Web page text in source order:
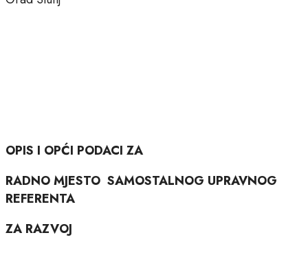
OPIS I OPĆI PODACI ZA
RADNO MJESTO SAMOSTALNOG UPRAVNOG
REFERENTA
ZA RAZVOJ